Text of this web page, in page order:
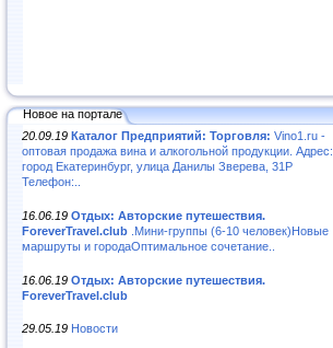
Новое на портале
20.09.19 Каталог Предприятий: Торговля: Vino1.ru -
оптовая продажа вина и алкогольной продукции. Адрес:
город Екатеринбург, улица Данилы Зверева, 31Р
Телефон:..
16.06.19 Отдых: Авторские путешествия.
ForeverTravel.club .Мини-группы (6-10 человек)Новые
маршруты и городаОптимальное сочетание..
16.06.19 Отдых: Авторские путешествия.
ForeverTravel.club
29.05.19 Новости